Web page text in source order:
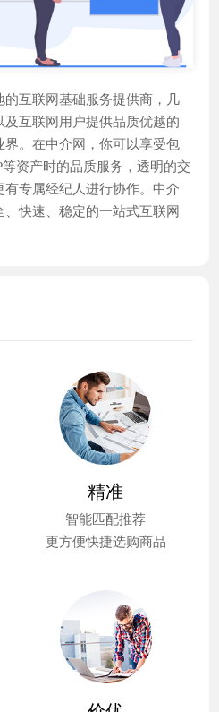
互联网基础服务提供商，几
互联网用户提供品质优越的
。在中介网，你可以享受包
资产时的品质服务，透明的交
专属经纪人进行协作。中介
快速、稳定的一站式互联网
精准
智能匹配推荐
更方便快捷选购商品